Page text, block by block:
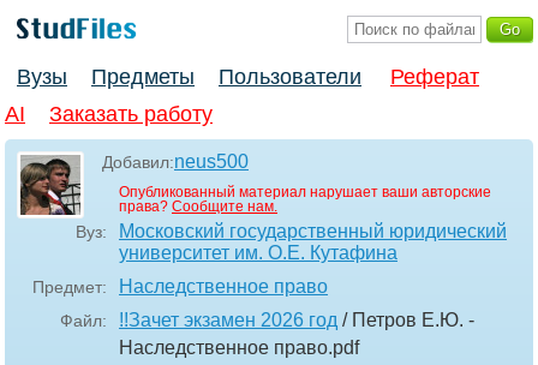
Вузы Предметы Пользователи
Реферат
AI
Заказать работу
Добавил:neus500
Опубликованный материал нарушает ваши авторские
права? Сообщите нам.
Вуз:
Московский государственный юридический
университет им. О.Е. Кутафина
Предмет: Наследственное право
Файл: !!Зачет экзамен 2026 год / Петров Е.Ю. -
Наследственное право.pdf